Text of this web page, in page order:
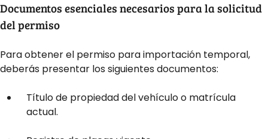
Documentos esenciales necesarios para la solicitud
del permiso
Para obtener el permiso para importación temporal,
deberás presentar los siguientes documentos:
Título de propiedad del vehículo o matrícula
actual.